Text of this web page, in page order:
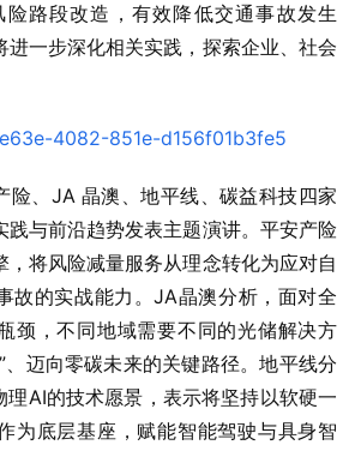
路段改造，有效降低交通事故发生
进一步深化相关实践，探索企业、社会
险、JA 晶澳、地平线、碳益科技四家
践与前沿趋势发表主题演讲。平安产险
，将风险减量服务从理念转化为应对自
故的实战能力。JA晶澳分析，面对全
颈，不同地域需要不同的光储解决方
、迈向零碳未来的关键路径。地平线分
理AI的技术愿景，表示将坚持以软硬一
为底层基座，赋能智能驾驶与具身智